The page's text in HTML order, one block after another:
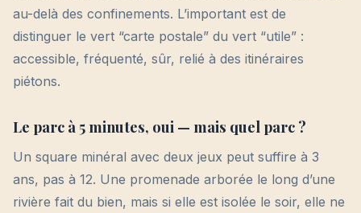
au-delà des confinements. L’important est de
distinguer le vert “carte postale” du vert “utile” :
accessible, fréquenté, sûr, relié à des itinéraires
piétons.
Le parc à 5 minutes, oui — mais quel parc ?
Un square minéral avec deux jeux peut suffire à 3
ans, pas à 12. Une promenade arborée le long d’une
rivière fait du bien, mais si elle est isolée le soir, elle ne